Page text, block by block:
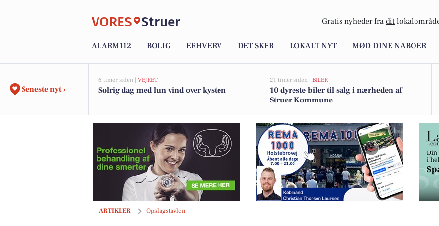
VORES Struer Gratis nyheder fra dit
ALARM112 BOLIG ERHVERV DET SKER LOKALT NYT MØD DINE NABOER
Seneste nyt ›
6 timer siden | VEJRET
Solrig dag med lun vind over kysten
21 timer siden | BILER
10 dyreste biler til salg i nærheden af
Struer Kommune
ARTIKLER Opslagstavlen
EDC Ejen­doms­grup­pen Struer sætter fokus på afdragsfrihed